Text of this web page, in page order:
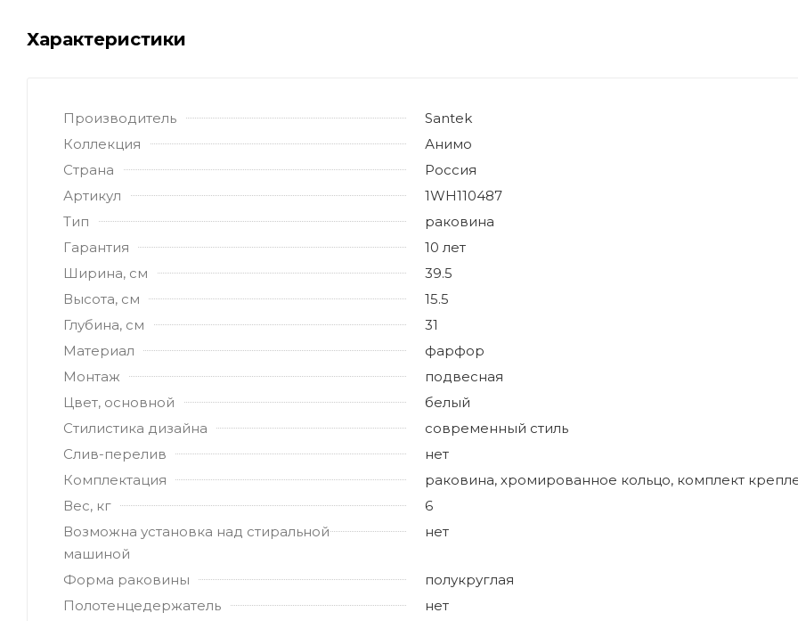
Характеристики
Производитель
Santek
Коллекция
Анимо
Страна
Россия
Артикул
1WH110487
Тип
раковина
Гарантия
10 лет
Ширина, см
39.5
Высота, см
15.5
Глубина, см
31
Материал
фарфор
Монтаж
подвесная
Цвет, основной
белый
Стилистика дизайна
современный стиль
Слив-перелив
нет
Комплектация
раковина, хромированное кольцо, комплект
Вес, кг
6
Возможна установка над стиральной
машиной
нет
Форма раковины
полукруглая
Полотенцедержатель
нет